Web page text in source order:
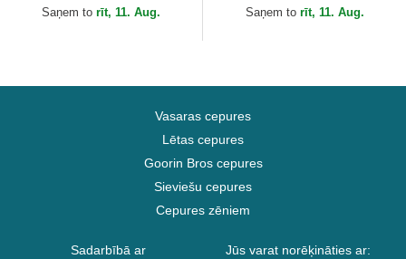
Bros.Saņem to rīt, 11. Aug.
Goorin Bros.
Saņem to rīt, 11. Aug.
Vasaras cepures
Lētas cepures
Goorin Bros cepures
Sieviešu cepures
Cepures zēniem
Sadarbībā ar
Jūs varat norēķināties ar: